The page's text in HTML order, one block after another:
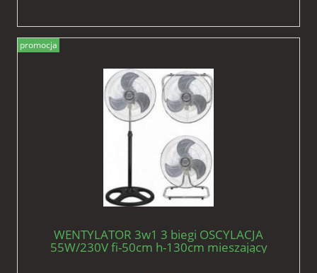
WENTYLATOR 3w1 3 biegi OSCYLACJA
55W/230V fi-50cm h-130cm mieszający
promocja